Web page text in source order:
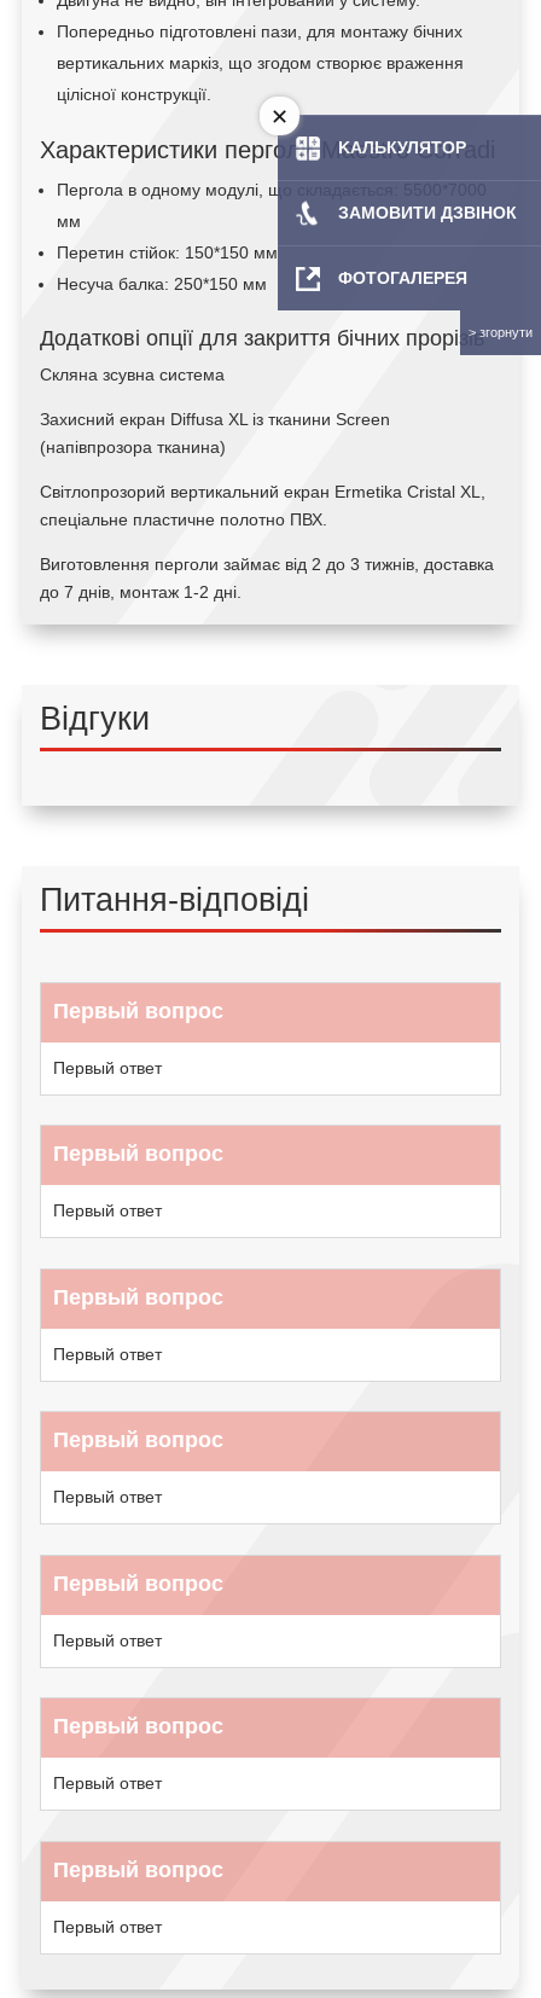
Попередньо підготовлені пази, для монтажу бічних
вертикальних маркіз, що згодом створює враження
цілісної конструкції.
Характеристики перголи Maestro Сorradi
Пергола в одному модулі, що складається: 5500*7000
мм
Перетин стійок: 150*150 мм
Несуча балка: 250*150 мм
Додаткові опції для закриття бічних прорізів
Скляна зсувна система
Захисний екран Diffusa XL із тканини Screen
(напівпрозора тканина)
Світлопрозорий вертикальний екран Ermetika Cristal XL,
спеціальне пластичне полотно ПВХ.
Виготовлення перголи займає від 2 до 3 тижнів, доставка
до 7 днів, монтаж 1-2 дні.
Відгуки
Питання-відповіді
Первый вопрос
Первый ответ
Первый вопрос
Первый ответ
Первый вопрос
Первый ответ
Первый вопрос
Первый ответ
Первый вопрос
Первый ответ
Первый вопрос
Первый ответ
Первый вопрос
Первый ответ
KAЛЬКУЛЯТOP
ЗАМОВИТИ ДЗВІНОК
ФОТОГАЛЕРЕЯ